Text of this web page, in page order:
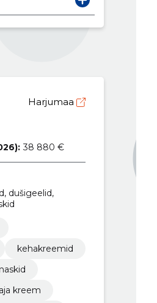
Harjumaa
38 880 €
dušigeelid,
kehakreemid
kreem